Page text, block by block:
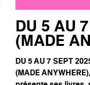
DU 5 AU
(MADE
DU 5 AU 7 SEPT
(MADE